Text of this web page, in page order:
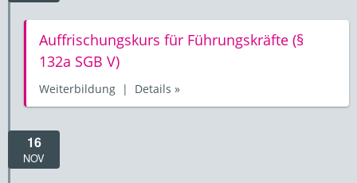
Auffrischungskurs für Führungskräfte (§
132a SGB V)
Weiterbildung | Details »
16
NOV